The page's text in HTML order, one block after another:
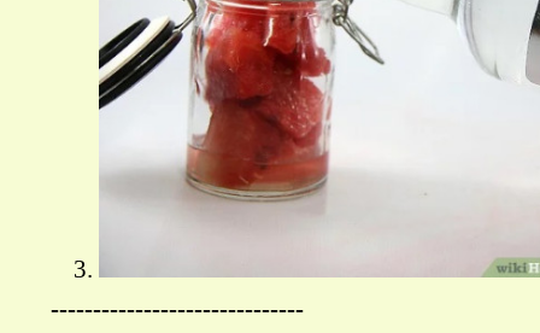
------------------------------